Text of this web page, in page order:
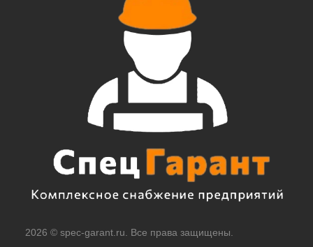
2026 © spec-garant.ru. Все права защищены.